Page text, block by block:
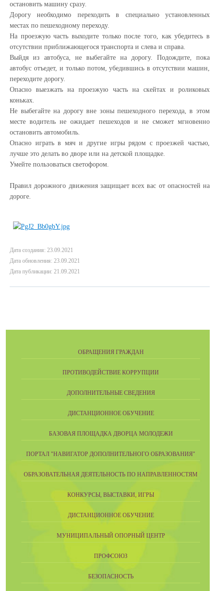
остановить машину сразу.
Дорогу необходимо переходить в специально установленных
местах по пешеходному переходу.
На проезжую часть выходите только после того, как убедитесь в
отсутствии приближающегося транспорта и слева и справа.
Выйдя из автобуса, не выбегайте на дорогу. Подождите, пока
автобус отъедет, и только потом, убедившись в отсутствии машин,
переходите дорогу.
Опасно выезжать на проезжую часть на скейтах и роликовых
коньках.
Не выбегайте на дорогу вне зоны пешеходного перехода, в этом
месте водитель не ожидает пешеходов и не сможет мгновенно
остановить автомобиль.
Опасно играть в мяч и другие игры рядом с проезжей частью,
лучше это делать во дворе или на детской площадке.
Умейте пользоваться светофором.
Правил дорожного движения защищает всех вас от опасностей на
дороге.
Дата создания: 23.09.2021
Дата обновления: 23.09.2021
Дата публикации: 21.09.2021
ОБРАЩЕНИЯ ГРАЖДАН
ПРОТИВОДЕЙСТВИЕ КОРРУПЦИИ
ДОПОЛНИТЕЛЬНЫЕ СВЕДЕНИЯ
ДИСТАНЦИОННОЕ ОБУЧЕНИЕ
БАЗОВАЯ ПЛОЩАДКА ДВОРЦА МОЛОДЕЖИ
ПОРТАЛ "НАВИГАТОР ДОПОЛНИТЕЛЬНОГО ОБРАЗОВАНИЯ"
ОБРАЗОВАТЕЛЬНАЯ ДЕЯТЕЛЬНОСТЬ ПО НАПРАВЛЕННОСТЯМ
КОНКУРСЫ, ВЫСТАВКИ, ИГРЫ
ДИСТАНЦИОННОЕ ОБУЧЕНИЕ
МУНИЦИПАЛЬНЫЙ ОПОРНЫЙ ЦЕНТР
ПРОФСОЮЗ
БЕЗОПАСНОСТЬ